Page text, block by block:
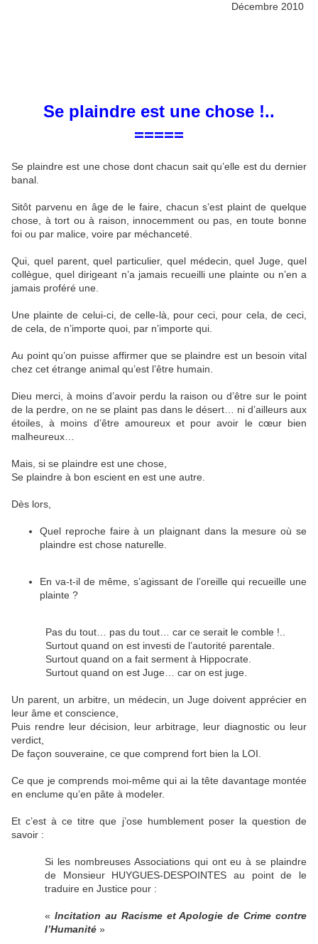
Décembre 2010
Se plaindre est une chose !..
=====
Se plaindre est une chose dont chacun sait qu’elle est du dernier
banal.
Sitôt parvenu en âge de le faire, chacun s’est plaint de quelque
chose, à tort ou à raison, innocemment ou pas, en toute bonne
foi ou par malice, voire par méchanceté.
Qui, quel parent, quel particulier, quel médecin, quel Juge, quel
collègue, quel dirigeant n’a jamais recueilli une plainte ou n’en a
jamais proféré une.
Une plainte de celui-ci, de celle-là, pour ceci, pour cela, de ceci,
de cela, de n’importe quoi, par n’importe qui.
Au point qu’on puisse affirmer que se plaindre est un besoin vital
chez cet étrange animal qu’est l’être humain.
Dieu merci, à moins d’avoir perdu la raison ou d’être sur le point
de la perdre, on ne se plaint pas dans le désert… ni d’ailleurs aux
étoiles, à moins d’être amoureux et pour avoir le cœur bien
malheureux…
Mais, si se plaindre est une chose,
Se plaindre à bon escient en est une autre.
Dès lors,
Quel reproche faire à un plaignant dans la mesure où se
plaindre est chose naturelle.
En va-t-il de même, s’agissant de l’oreille qui recueille une
plainte ?
Pas du tout… pas du tout… car ce serait le comble !..
Surtout quand on est investi de l’autorité parentale.
Surtout quand on a fait serment à Hippocrate.
Surtout quand on est Juge… car on est juge.
Un parent, un arbitre, un médecin, un Juge doivent apprécier en
leur âme et conscience,
Puis rendre leur décision, leur arbitrage, leur diagnostic ou leur
verdict,
De façon souveraine, ce que comprend fort bien la LOI.
Ce que je comprends moi-même qui ai la tête davantage montée
en enclume qu’en pâte à modeler.
Et c’est à ce titre que j’ose humblement poser la question de
savoir :
Si les nombreuses Associations qui ont eu à se plaindre
de Monsieur HUYGUES-DESPOINTES au point de le
traduire en Justice pour :
«Incitation au Racisme et Apologie de Crime contre
l’Humanité »